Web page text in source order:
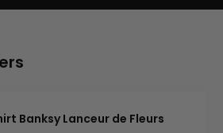
Banksy Lanceur de Fleurs